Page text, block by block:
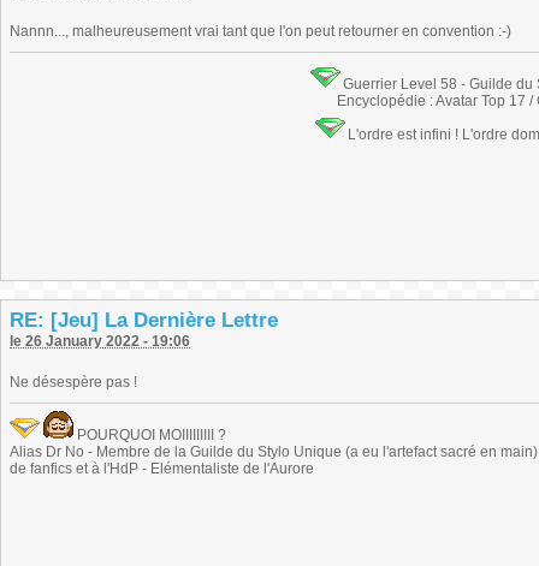
Nannn..., malheureusement vrai tant que l'on peut retourner en convention :-)
Guerrier Level 58 - Guilde
Encyclopédie : Avatar Top 17 /
L'ordre est infini ! L'ordre
RE: [Jeu] La Dernière Lettre
le 26 January 2022 - 19:06
Ne désespère pas !
POURQUOI MOIIIIIIIII ?
Alias Dr No - Membre de la Guilde du Stylo Unique (a eu l'artefact sacré en
de fanfics et à l'HdP - Elémentaliste de l'Aurore